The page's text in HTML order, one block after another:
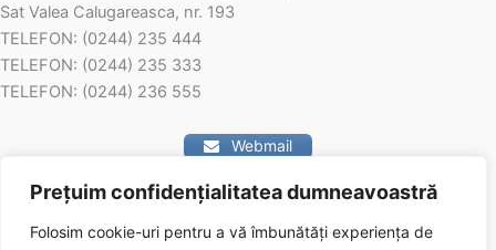
Prețuim confidențialitatea dumneavoastră
Folosim cookie-uri pentru a vă îmbunătăți experiența de
Sat Valea Calugareasca, nr. 193
TELEFON: (0244) 235 444
TELEFON: (0244) 235 333
TELEFON: (0244) 236 555
Webmail
Contact